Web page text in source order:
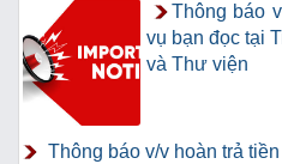
Thông báo
vụ bạn đọc tại
và Thư viện
Thông báo v/v hoàn trả